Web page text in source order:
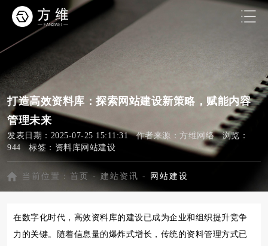
打造高效资料库：探索网站建设新策略，赋能内容
管理未来
发表日期：2025-07-25 15:11:31 作者来源：方维网络 浏览：
944 标签： 资料库网站建设
当前位置： 首页 - 建站资讯 - 网站建设
在数字化时代，高效资料库的建设已成为企业和组织提升竞争
力的关键。随着信息量的爆炸式增长，传统的资料管理方式已